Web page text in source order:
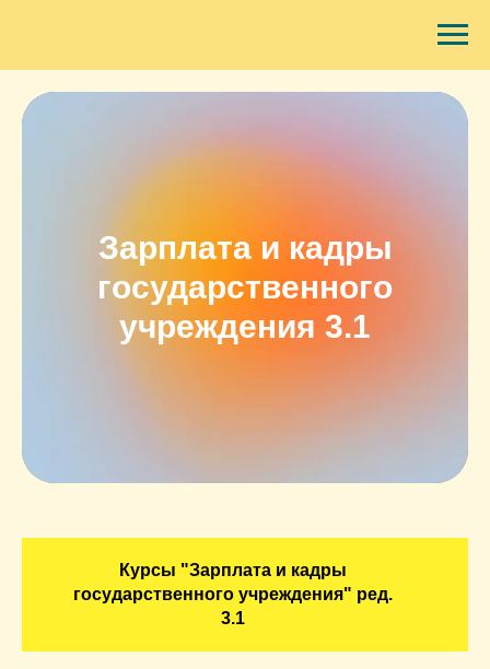
Зарплата и кадры
государственного
учреждения 3.1
Курсы "Зарплата и кадры
государственного учреждения" ред.
3.1